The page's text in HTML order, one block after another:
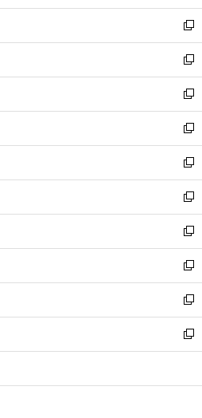
開
く
ウ
で
開
く
ン
ド
ウ
で
開
く
ウ
ィ
ン
ド
ウ
で
開
く
新
し
い
ウ
ィ
ン
ド
ウ
で
開
く
新
し
い
ウ
ィ
ン
ド
ウ
で
開
く
新
し
い
ウ
ィ
ン
ド
ウ
で
開
く
新
し
い
ウ
ィ
ン
ド
ウ
で
開
く
新
し
い
ウ
ィ
ン
ド
ウ
で
開
く
新
し
い
ウ
ィ
ン
ド
ウ
で
開
新
し
い
ウ
ィ
ン
ド
ウ
開
新
し
い
ウ
ィ
ン
ウ
新
し
い
ウ
ン
新
し
ウ